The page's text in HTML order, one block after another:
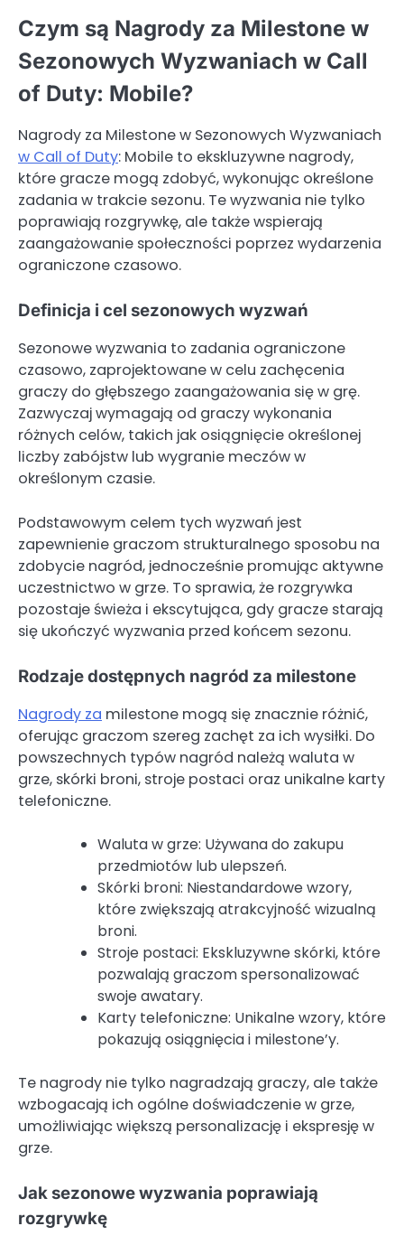
Czym są Nagrody za Milestone w
Sezonowych Wyzwaniach w Call
of Duty: Mobile?
Nagrody za Milestone w Sezonowych Wyzwaniach
w Call of Duty: Mobile to ekskluzywne nagrody,
które gracze mogą zdobyć, wykonując określone
zadania w trakcie sezonu. Te wyzwania nie tylko
poprawiają rozgrywkę, ale także wspierają
zaangażowanie społeczności poprzez wydarzenia
ograniczone czasowo.
Definicja i cel sezonowych wyzwań
Sezonowe wyzwania to zadania ograniczone
czasowo, zaprojektowane w celu zachęcenia
graczy do głębszego zaangażowania się w grę.
Zazwyczaj wymagają od graczy wykonania
różnych celów, takich jak osiągnięcie określonej
liczby zabójstw lub wygranie meczów w
określonym czasie.
Podstawowym celem tych wyzwań jest
zapewnienie graczom strukturalnego sposobu na
zdobycie nagród, jednocześnie promując aktywne
uczestnictwo w grze. To sprawia, że rozgrywka
pozostaje świeża i ekscytująca, gdy gracze starają
się ukończyć wyzwania przed końcem sezonu.
Rodzaje dostępnych nagród za milestone
Nagrody za milestone mogą się znacznie różnić,
oferując graczom szereg zachęt za ich wysiłki. Do
powszechnych typów nagród należą waluta w
grze, skórki broni, stroje postaci oraz unikalne karty
telefoniczne.
Waluta w grze: Używana do zakupu
przedmiotów lub ulepszeń.
Skórki broni: Niestandardowe wzory,
które zwiększają atrakcyjność wizualną
broni.
Stroje postaci: Ekskluzywne skórki, które
pozwalają graczom spersonalizować
swoje awatary.
Karty telefoniczne: Unikalne wzory, które
pokazują osiągnięcia i milestone’y.
Te nagrody nie tylko nagradzają graczy, ale także
wzbogacają ich ogólne doświadczenie w grze,
umożliwiając większą personalizację i ekspresję w
grze.
Jak sezonowe wyzwania poprawiają
rozgrywkę